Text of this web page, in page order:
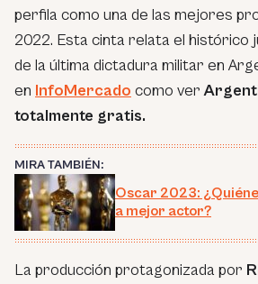
perfila como una de las mejores
2022. Esta cinta relata el histórico
de la última dictadura militar en
en InfoMercado como ver
totalmente gratis.
MIRA TAMBIÉN:
Oscar 2023:
a mejor actor?
La producción protagonizada por